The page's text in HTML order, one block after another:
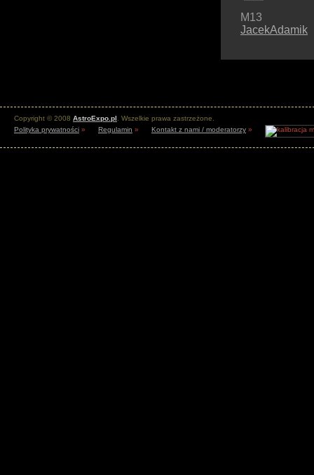
M13
JacekAdamik
Copyright © 2008 AstroExpo.pl . Wszelkie prawa zastrzeżone.
Polityka prywatności » Regulamin » Kontakt z nami / moderatorzy »